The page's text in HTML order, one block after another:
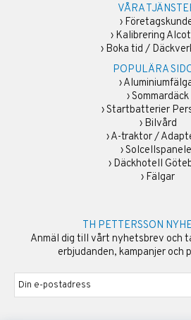
VÅRA
›
› Kalibrering
› Boka tid /
POPULÄRA
›
›Sommardäck
›Startbatterier
› Bilvård
›A-traktor /
›
› Däckhotell
› Fälgar
TH PETTERSSON
Anmäl dig till vårt nyhetsbrev och
erbjudanden, kampanjer och